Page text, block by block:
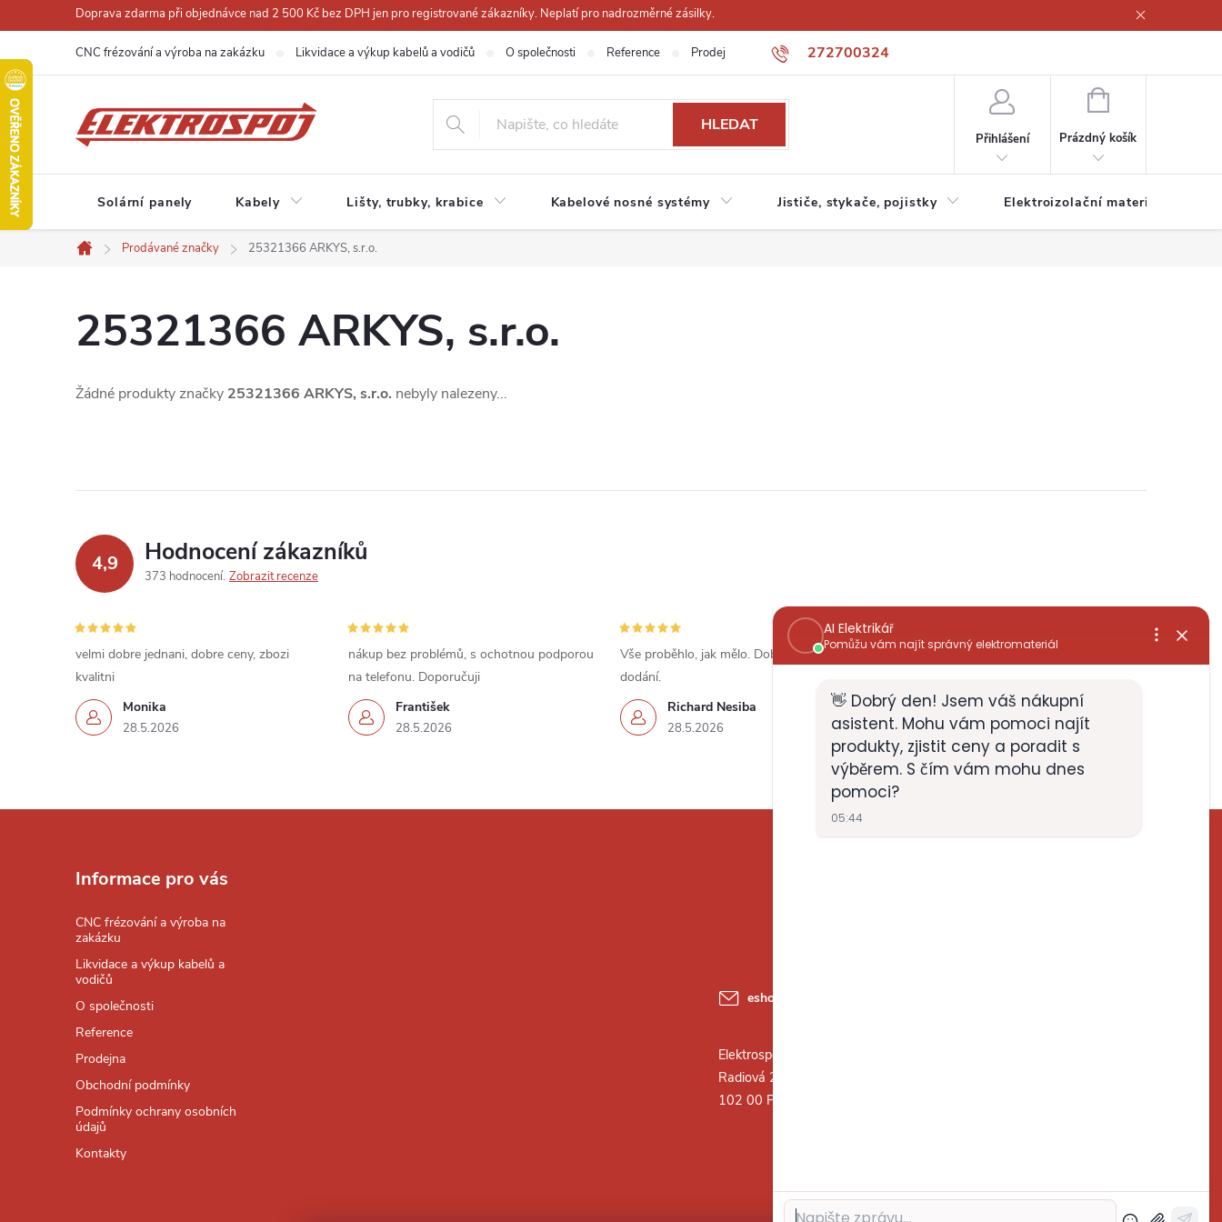
na
obsah
Doprava zdarma při objednávce nad 2 500 Kč bez DPH jen pro registrované zákazníky. Neplatí pro nadrozměrné zásilky.
272700324
CNC frézování a výroba na zakázku Likvidace a výkup kabelů a vodičů O společnosti Reference Prodejna Obchodní podmínky
HLEDAT
Přihlášení
NÁKUPNÍ
Prázdný košík
Solární panely Kabely Lišty, trubky, krabice Kabelové nosné systémy Jističe, stykače, pojistky Elektroizolační materiály
Domů
Prodávané značky 25321366 ARKYS, s.r.o.
25321366 ARKYS, s.r.o.
Žádné produkty značky 25321366 ARKYS, s.r.o. nebyly nalezeny...
4,9 Hodnocení zákazníků
373 hodnocení Zobrazit recenze
Monika
28.5.2026
velmi dobre jednani, dobre ceny, zbozi
kvalitni
František
28.5.2026
nákup bez problémů, s ochotnou podporou
na telefonu. Doporučuji
Richard Nesiba
28.5.2026
Vše proběhlo, jak mělo. Dobrá cena, rychlé
dodání.
Zdenek Zabloudil
28.5.2026
již několikátá objednávka,široký sortiment a
Informace pro vás
CNC frézování a výroba na
zakázku
Likvidace a výkup kabelů a
vodičů
O společnosti
Reference
Prodejna
Obchodní podmínky
Podmínky ochrany osobních
údajů
Kontakty
eshop